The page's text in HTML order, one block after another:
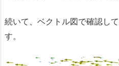
続いて、ベクトル図で確認し
す。